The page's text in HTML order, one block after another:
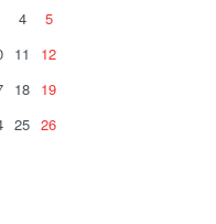
4
5
11
12
18 19
25 26